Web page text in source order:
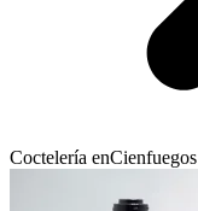
Coctelería enCienfuegos